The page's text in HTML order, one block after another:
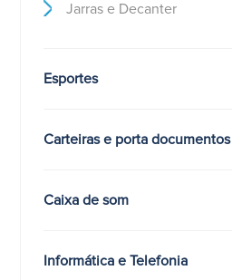
Jarras e Decanter
Esportes
Carteiras e porta documentos
Caixa de som
Informática e Telefonia